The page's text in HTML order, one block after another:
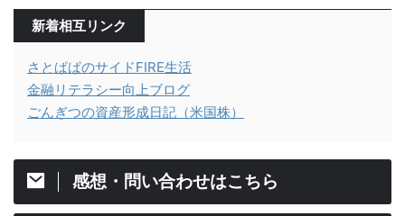
新着相互リンク
さとぱぱのサイドFIRE生活
金融リテラシー向上ブログ
ごんぎつの資産形成日記（米国株）
感想・問い合わせはこちら